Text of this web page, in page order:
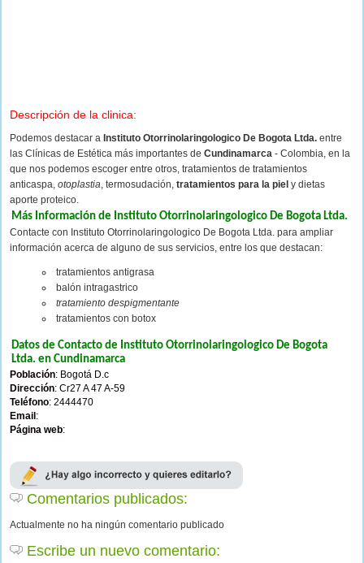
Descripción de la clinica:
Podemos destacar a Instituto Otorrinolaringologico De Bogota Ltda. entre
las Clínicas de Estética más importantes de Cundinamarca - Colombia, en la
que nos podemos escoger entre otros, tratamientos de tratamientos
anticaspa, otoplastia, termosudación, tratamientos para la piel y dietas
aporte proteico.
Más Información de Instituto Otorrinolaringologico De Bogota Ltda.
Contacte con Instituto Otorrinolaringologico De Bogota Ltda. para ampliar
información acerca de alguno de sus servicios, entre los que destacan:
tratamientos antigrasa
balón intragastrico
tratamiento despigmentante
tratamientos con botox
Datos de Contacto de Instituto Otorrinolaringologico De Bogota
Ltda. en Cundinamarca
Población: Bogotá D.c
Dirección: Cr27 A 47 A-59
Teléfono: 2444470
Email :
Página web:
Comentarios publicados:
Actualmente no ha ningún comentario publicado
Escribe un nuevo comentario: